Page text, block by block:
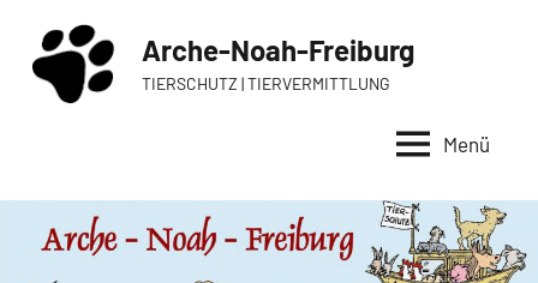
Inhalt
springen
Arche-Noah-Freiburg
TIERSCHUTZ | TIERVERMITTLUNG
Menü